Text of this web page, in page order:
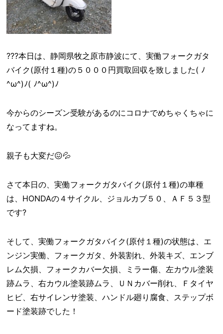
???本日は、静岡県牧之原市静波にて、実働フォークガタ
バイク(原付１種)の５０００円買取回収を致しました( ﾉ
^ω^)ﾉ( ﾉ^ω^)ﾉ
今からのシーズン受験があるのにコロナでめちゃくちゃに
なってますね。
親子も大変だ😖💦
さて本日の、実働フォークガタバイク(原付１種)の車種
は、HONDAの４サイクル、ジョルカブ５０、ＡＦ５３型
です?
そして、実働フォークガタバイク(原付１種)の状態は、エ
ンジン実働、フォークガタ、外装割れ、外装キズ、エンブ
レム欠損、フォークカバー欠損、ミラー傷、左カウル塗装
跡ムラ、右カウル塗装跡ムラ、ＵＮカバー削れ、Ｆタイヤ
ヒビ、右サイレンサ塗装、ハンドル廻り腐食、ステップボ
ード塗装跡でした！